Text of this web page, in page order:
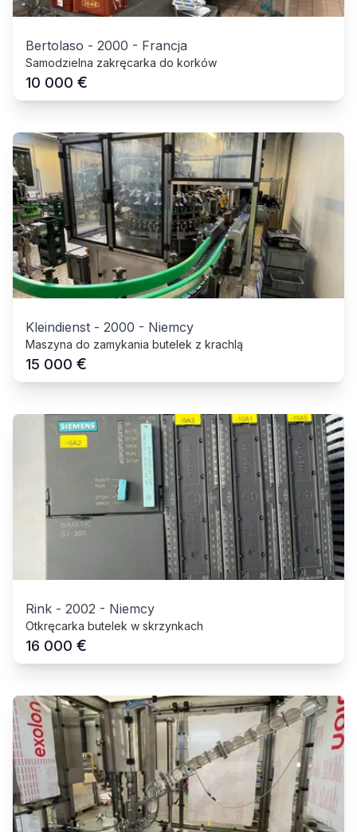
Bertolaso - 2000 - Francja
Samodzielna zakręcarka do korków
10 000 €
Kleindienst - 2000 - Niemcy
Maszyna do zamykania butelek z krachlą
15 000 €
Rink - 2002 - Niemcy
Otkręcarka butelek w skrzynkach
16 000 €